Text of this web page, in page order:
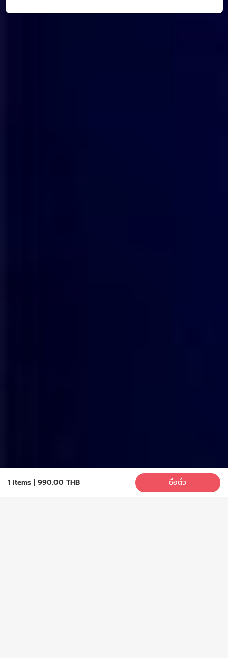
1 items 990.00 THB ซื้อตั๋ว